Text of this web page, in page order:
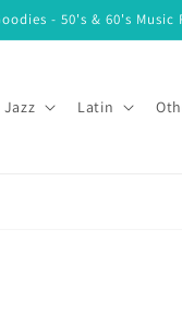
- 50's & 60's Music
Jazz Latin